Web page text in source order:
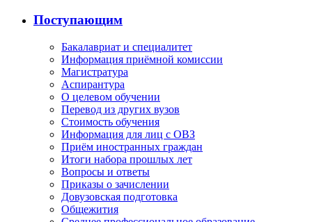
Поступающим
Бакалавриат и специалитет
Информация приёмной комиссии
Магистратура
Аспирантура
О целевом обучении
Перевод из других вузов
Стоимость обучения
Информация для лиц с ОВЗ
Приём иностранных граждан
Итоги набора прошлых лет
Вопросы и ответы
Приказы о зачислении
Довузовская подготовка
Общежития